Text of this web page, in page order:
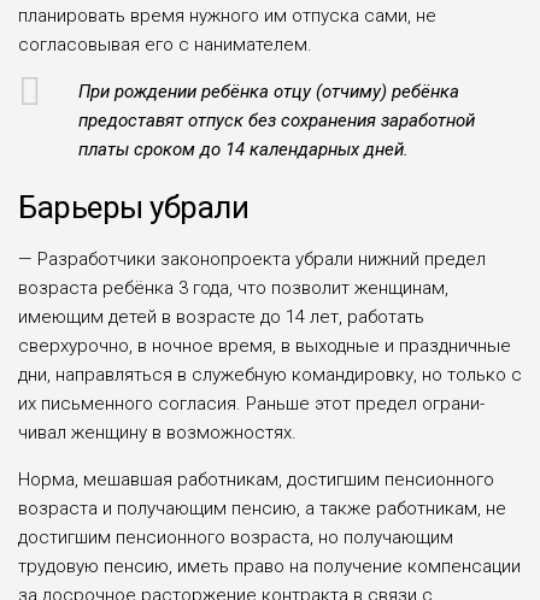
планировать время нужно­го им отпуска сами, не
согласовывая его с нанимателем.
При рождении ребёнка отцу (отчи­му) ребёнка
предоставят отпуск без сохранения заработной
платы сроком до 14 календарных дней.
Барьеры убрали
— Разработчики законопроекта убрали нижний предел
возраста ребён­ка 3 года, что позволит женщинам,
имеющим детей в возрасте до 14 лет, работать
сверхурочно, в ночное вре­мя, в выходные и праздничные
дни, направляться в служебную команди­ровку, но только с
их письменного согласия. Раньше этот предел ограни­
чивал женщину в возможностях.
Норма, мешавшая работникам, достигшим пенсионного
возраста и получающим пенсию, а также работ­никам, не
достигшим пенсионного возраста, но получающим
трудовую пенсию, иметь право на получение компенсации
за досрочное расторже­ние контракта в связи с